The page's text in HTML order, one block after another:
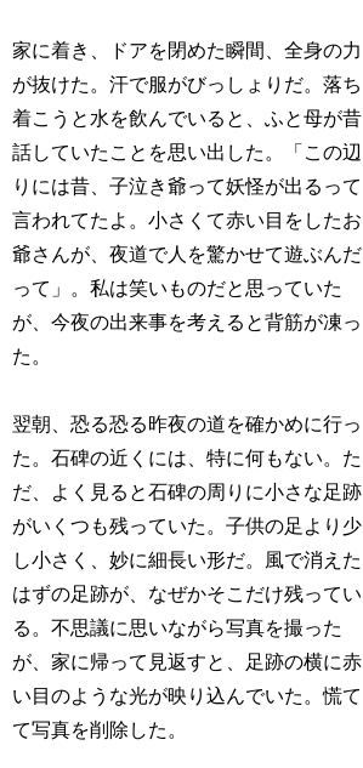
家に着き、ドアを閉めた瞬間、全身の力
が抜けた。汗で服がびっしょりだ。落ち
着こうと水を飲んでいると、ふと母が昔
話していたことを思い出した。「この辺
りには昔、子泣き爺って妖怪が出るって
言われてたよ。小さくて赤い目をしたお
爺さんが、夜道で人を驚かせて遊ぶんだ
って」。私は笑いものだと思っていた
が、今夜の出来事を考えると背筋が凍っ
た。
翌朝、恐る恐る昨夜の道を確かめに行っ
た。石碑の近くには、特に何もない。た
だ、よく見ると石碑の周りに小さな足跡
がいくつも残っていた。子供の足より少
し小さく、妙に細長い形だ。風で消えた
はずの足跡が、なぜかそこだけ残ってい
る。不思議に思いながら写真を撮った
が、家に帰って見返すと、足跡の横に赤
い目のような光が映り込んでいた。慌て
て写真を削除した。